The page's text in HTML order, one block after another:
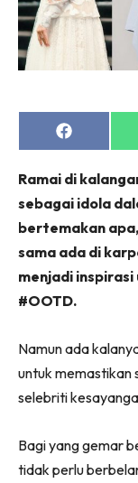
Share
on
Ramai di
sebagai idola
bertemakan
sama ada di
menjadi
#OOTD.
Namun ada
untuk memastikan
selebriti
Bagi yang gemar
tidak perlu